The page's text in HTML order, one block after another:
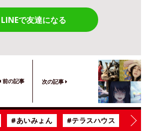
LINEで友達になる
前の記事 次の記事
#あいみょん #テラスハウス #漫